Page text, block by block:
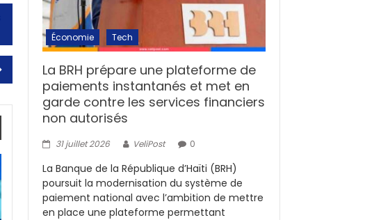
Économie Tech
La BRH prépare une plateforme de
paiements instantanés et met en
garde contre les services financiers
non autorisés
31 juillet 2026 VeliPost 0
La Banque de la République d’Haïti (BRH)
poursuit la modernisation du système de
paiement national avec l’ambition de mettre
en place une plateforme permettant